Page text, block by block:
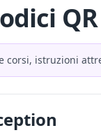
corsi, istruzioni